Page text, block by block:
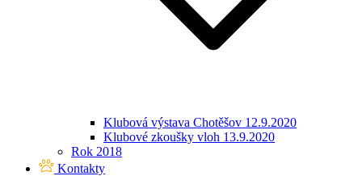
Klubová výstava Chotěšov 12.9.2020
Klubové zkoušky vloh 13.9.2020
Rok 2018
Kontakty